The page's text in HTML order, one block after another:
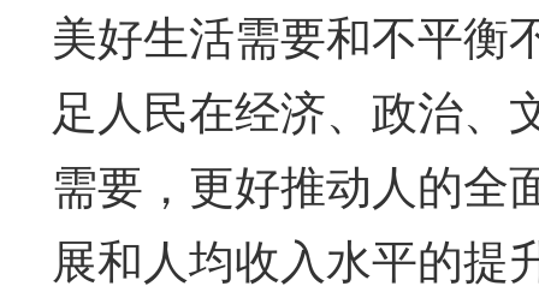
美好生活需要和不平衡
足人民在经济、政治、
需要，更好推动人的全
展和人均收入水平的提